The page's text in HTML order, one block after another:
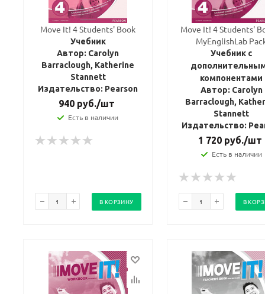
Move It! 4 Students' Book
Учебник
Автор: Carolyn
Barraclough, Katherine
Stannett
Издательство: Pearson
940 руб./шт
Есть в наличии
В КОРЗИНУ
Move It! 4 Students'
MyEnglishLab
Учебник с
компонентами
Автор: Carolyn
Barraclough,
Stannett
Издательство:
1 720 руб./шт
Есть в наличии
В